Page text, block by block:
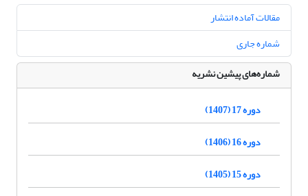
مقالات آماده انتشار
شماره جاری
شماره‌های پیشین نشریه
دوره 17 (1407)
دوره 16 (1406)
دوره 15 (1405)